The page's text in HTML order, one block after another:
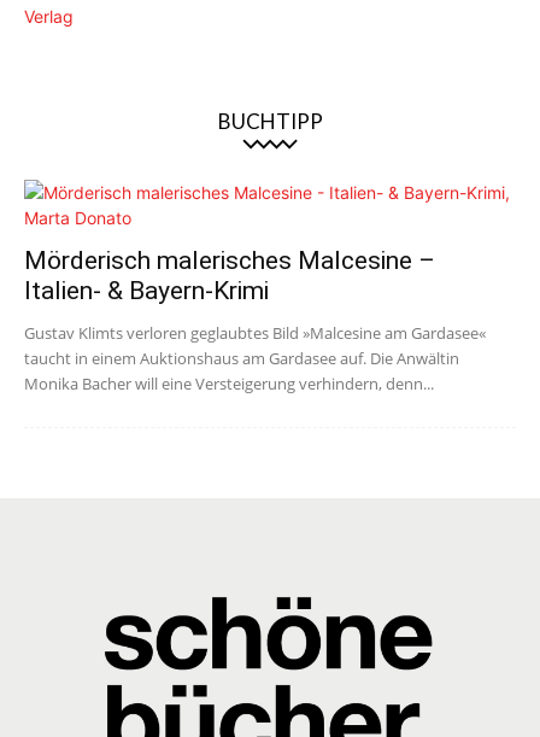
BUCHTIPP
Mörderisch malerisches Malcesine –
Italien- & Bayern-Krimi
Gustav Klimts verloren geglaubtes Bild »Malcesine am Gardasee«
taucht in einem Auktionshaus am Gardasee auf. Die Anwältin
Monika Bacher will eine Versteigerung verhindern, denn...